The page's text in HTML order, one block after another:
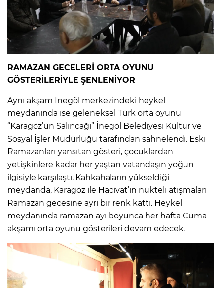
RAMAZAN GECELERİ ORTA OYUNU
GÖSTERİLERİYLE ŞENLENİYOR
Aynı akşam İnegöl merkezindeki heykel
meydanında ise geleneksel Türk orta oyunu
“Karagöz’ün Salıncağı” İnegöl Belediyesi Kültür ve
Sosyal İşler Müdürlüğü tarafından sahnelendi. Eski
Ramazanları yansıtan gösteri, çocuklardan
yetişkinlere kadar her yaştan vatandaşın yoğun
ilgisiyle karşılaştı. Kahkahaların yükseldiği
meydanda, Karagöz ile Hacivat’ın nükteli atışmaları
Ramazan gecesine ayrı bir renk kattı. Heykel
meydanında ramazan ayı boyunca her hafta Cuma
akşamı orta oyunu gösterileri devam edecek.